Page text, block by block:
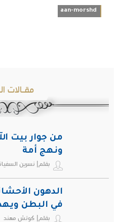
aan-morshd
مقـالات
من جوار بيت
ونهج أمة
بقلم| نسرين
الدهون
في البطن
بقلم| كوتش مهند